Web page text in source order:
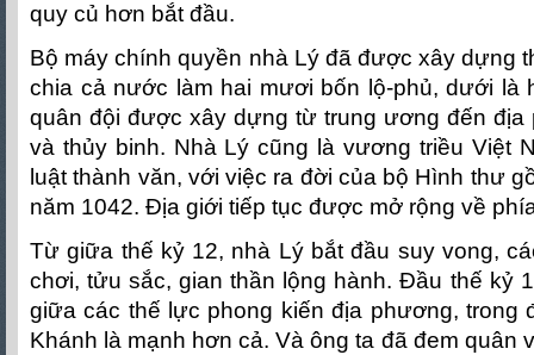
quy củ hơn bắt đầu.
Bộ máy chính quyền nhà Lý đã được xây dựng
chia cả nước làm hai mươi bốn lộ-phủ, dưới là
quân đội được xây dựng từ trung ương đến địa
và thủy binh. Nhà Lý cũng là vương triều Việt
luật thành văn, với việc ra đời của bộ Hình thư
năm 1042. Địa giới tiếp tục được mở rộng về
Từ giữa thế kỷ 12, nhà Lý bắt đầu suy vong,
chơi, tửu sắc, gian thần lộng hành. Đầu thế kỷ
giữa các thế lực phong kiến địa phương, trong
Khánh là mạnh hơn cả. Và ông ta đã đem quân